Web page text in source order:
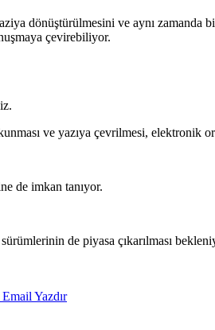
dönüştürülmesini ve aynı zamanda
çevirebiliyor.
ve yazıya çevrilmesi, elektronik
de imkan tanıyor.
de piyasa çıkarılması
Email Yazdır